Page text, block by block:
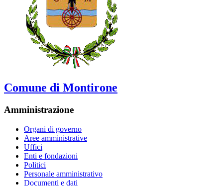
Comune di Montirone
Amministrazione
Organi di governo
Aree amministrative
Uffici
Enti e fondazioni
Politici
Personale amministrativo
Documenti e dati